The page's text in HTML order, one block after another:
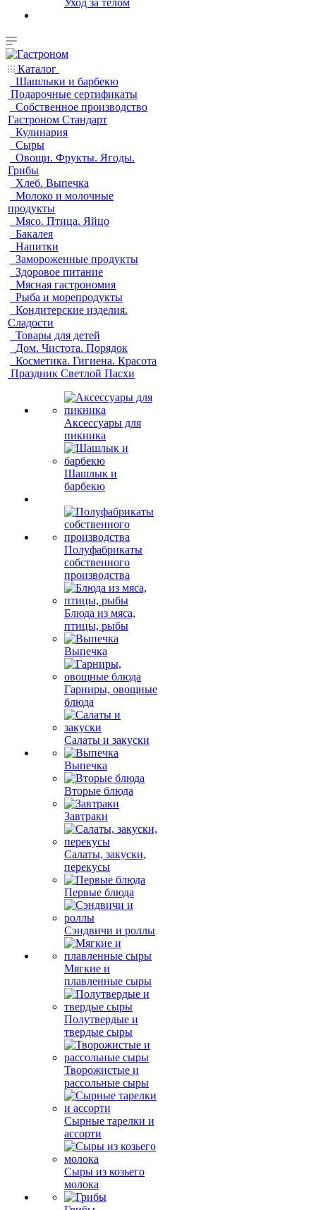
Каталог
Шашлыки и барбекю
Подарочные сертификаты
Собственное производство
Гастроном Стандарт
Кулинария
Сыры
Овощи. Фрукты. Ягоды.
Грибы
Хлеб. Выпечка
Молоко и молочные
продукты
Мясо. Птица. Яйцо
Бакалея
Напитки
Замороженные продукты
Здоровое питание
Мясная гастрономия
Рыба и морепродукты
Кондитерские изделия.
Сладости
Товары для детей
Дом. Чистота. Порядок
Косметика. Гигиена. Красота
Праздник Светлой Пасхи
Аксессуары для
пикника
Шашлык и
барбекю
Полуфабрикаты
собственного
производства
Блюда из мяса,
птицы, рыбы
Выпечка
Гарниры, овощные
блюда
Салаты и закуски
Выпечка
Вторые блюда
Завтраки
Салаты, закуски,
перекусы
Первые блюда
Сэндвичи и роллы
Мягкие и
плавленные сыры
Полутвердые и
твердые сыры
Творожистые и
рассольные сыры
Сырные тарелки и
ассорти
Сыры из козьего
молока